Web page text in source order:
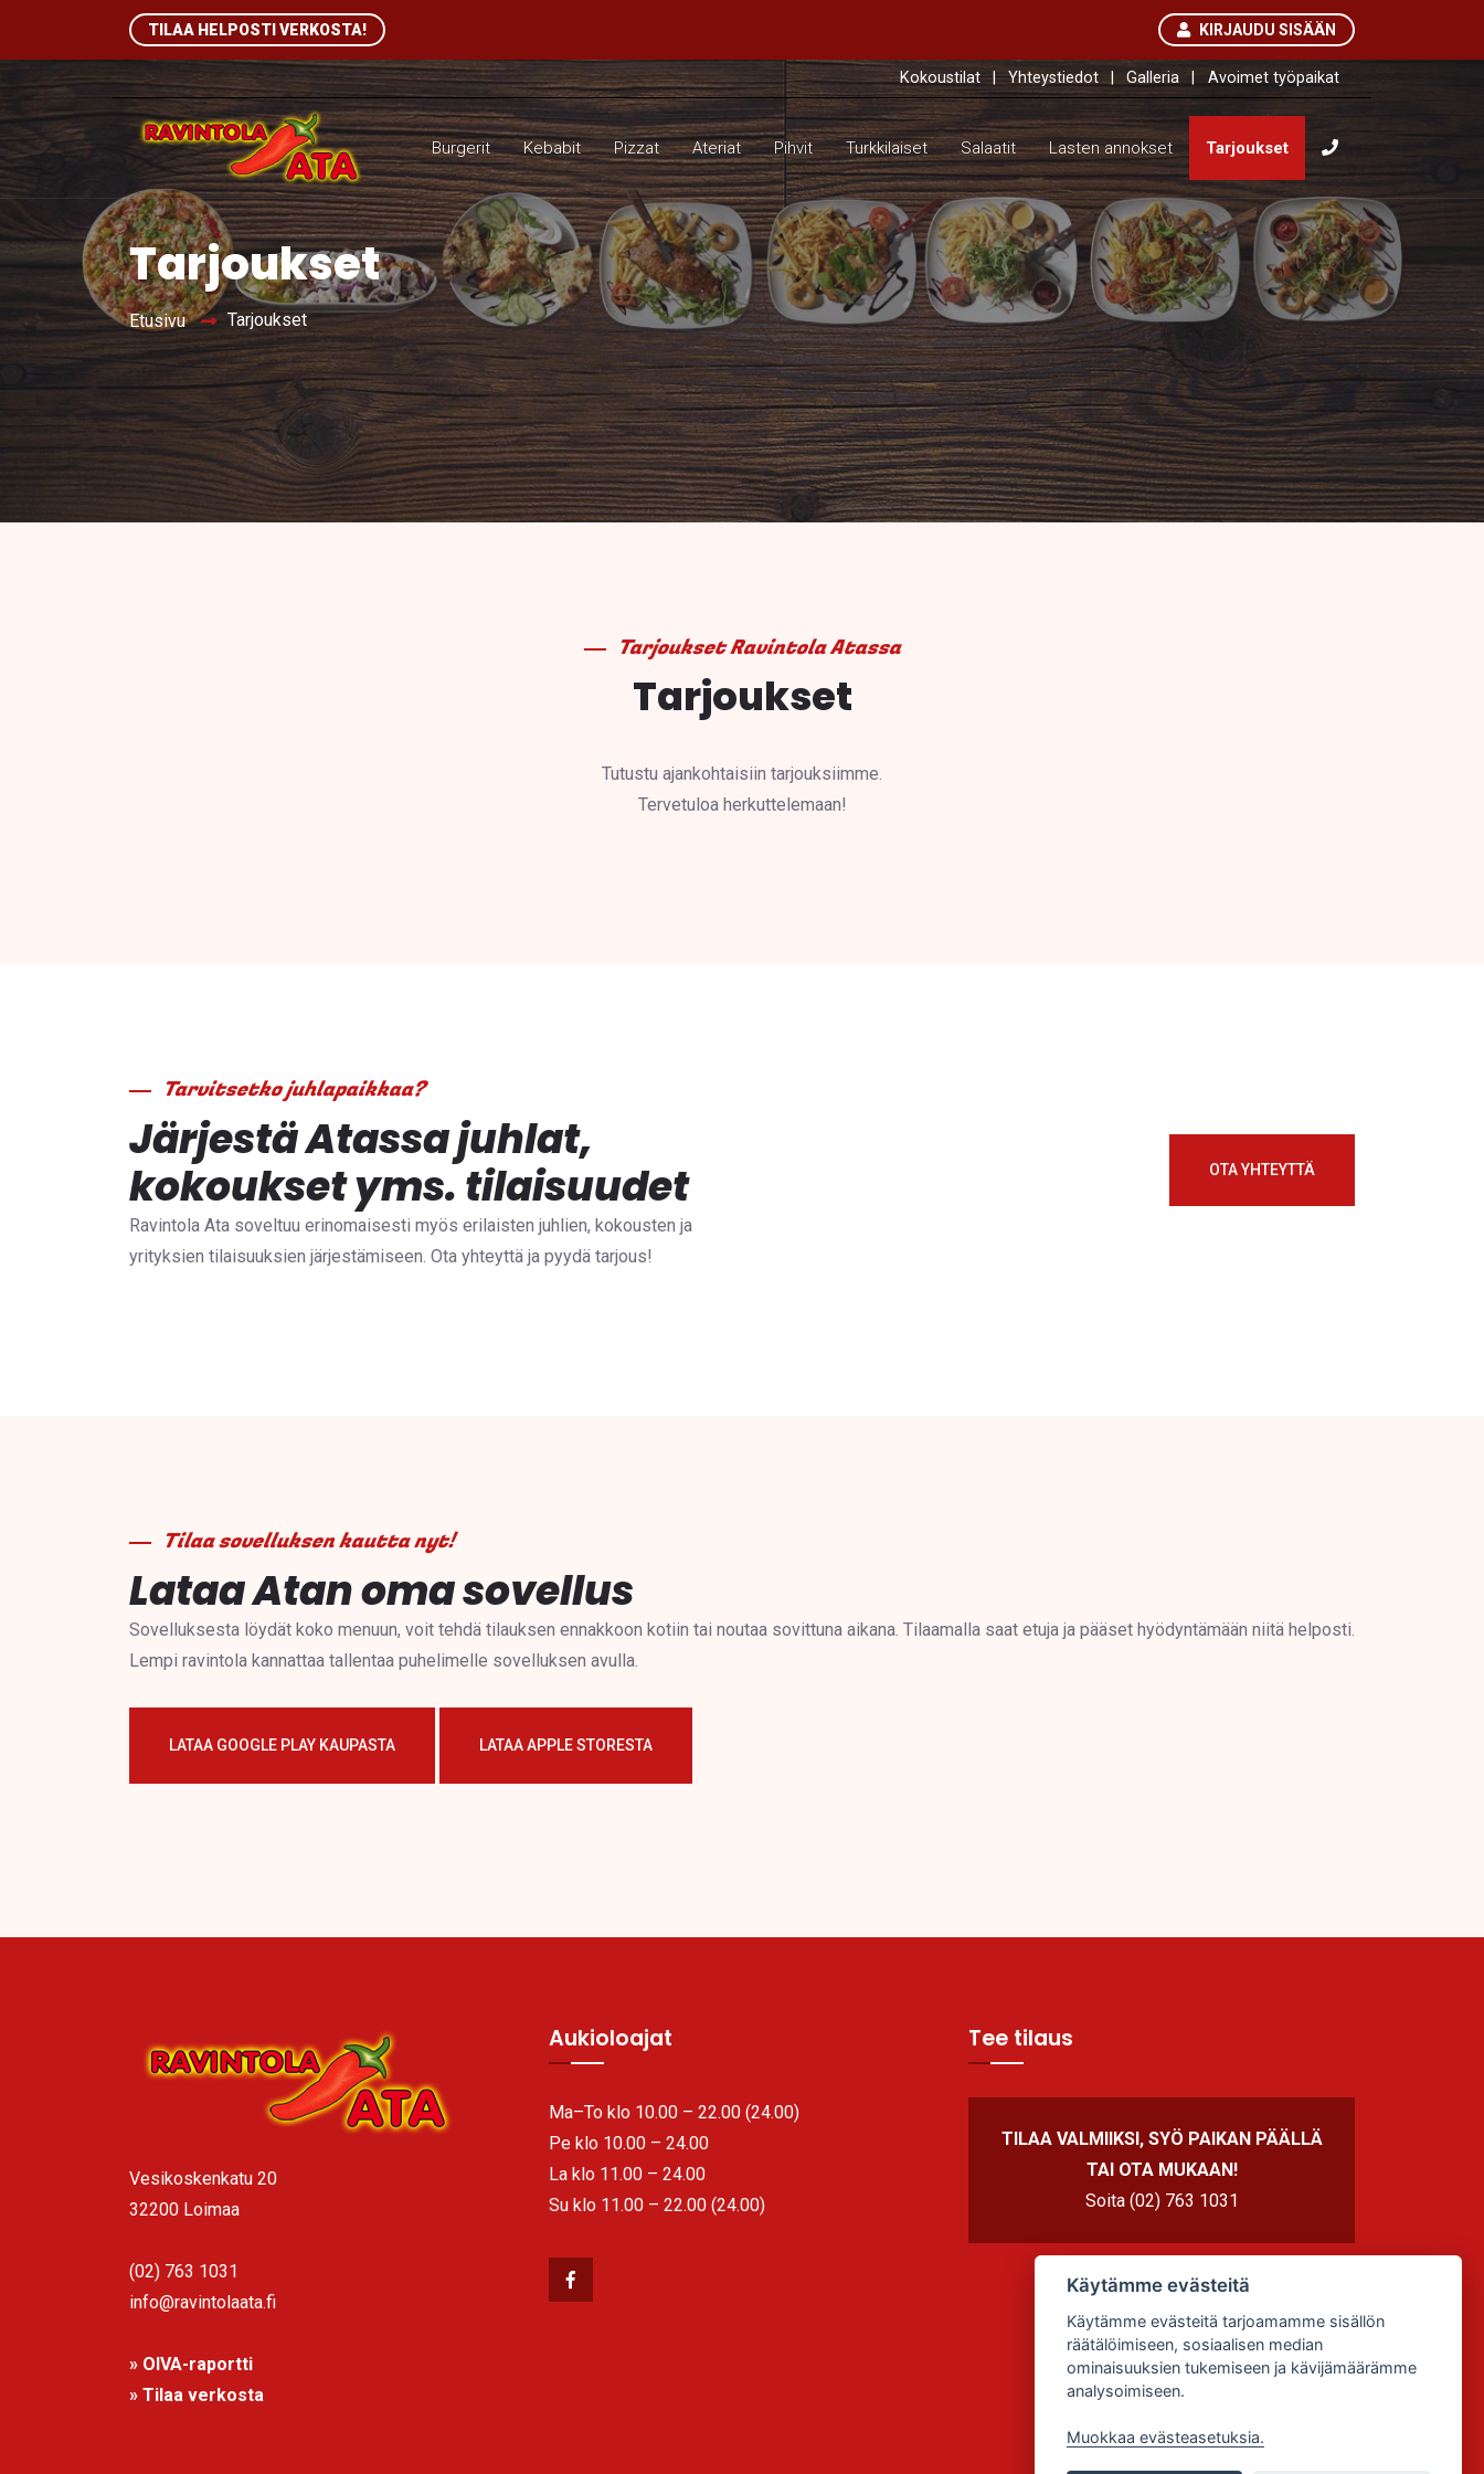
TILAA HELPOSTI VERKOSTA! KIRJAUDU SISÄÄN
Kokoustilat | Yhteystiedot Galleria Avoimet työpaikat
Burgerit Kebabit Pizzat Ateriat Pihvit Turkkilaiset Salaatit Lasten annokset Tarjoukset
Tarjoukset
Etusivu Tarjoukset
Tarjoukset Ravintola Atassa
Tarjoukset
Tutustu ajankohtaisiin tarjouksiimme.
Tervetuloa herkuttelemaan!
Tarvitsetko juhlapaikkaa?
Järjestä Atassa juhlat,
kokoukset yms. tilaisuudet
Ravintola Ata soveltuu erinomaisesti myös erilaisten juhlien, kokousten ja
yrityksien tilaisuuksien järjestämiseen. Ota yhteyttä ja pyydä tarjous!
OTA YHTEYTTÄ
Tilaa sovelluksen kautta nyt!
Lataa Atan oma sovellus
Sovelluksesta löydät koko menuun, voit tehdä tilauksen ennakkoon kotiin tai noutaa sovittuna aikana. Tilaamalla saat etuja ja pääset hyödyntämään niitä helposti.
Lempi ravintola kannattaa tallentaa puhelimelle sovelluksen avulla.
LATAA GOOGLE PLAY KAUPASTA LATAA APPLE STORESTA
Vesikoskenkatu 20
32200 Loimaa
(02) 763 1031
info@ravintolaata.fi
» OIVA-raportti
» Tilaa verkosta
Aukioloajat
Ma–To klo 10.00 – 22.00 (24.00)
Pe klo 10.00 – 24.00
La klo 11.00 – 24.00
Su klo 11.00 – 22.00 (24.00)
Tee tilaus
TILAA VALMIIKSI, SYÖ PAIKAN PÄÄLLÄ
TAI OTA MUKAAN!
Soita (02) 763 1031
Käytämme evästeitä
Käytämme evästeitä tarjoamamme sisällön
räätälöimiseen, sosiaalisen median
ominaisuuksien tukemiseen ja kävijämäärämme
analysoimiseen.
Muokkaa evästeasetuksia.